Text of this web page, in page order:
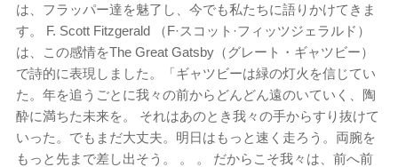
は、フラッパー達を魅了し、今でも私たちに語りかけてきま
す。 F. Scott Fitzgerald （F·スコット·フィッツジェラルド）
は、この感情をThe Great Gatsby（グレート・ギャツビー）
で詩的に表現しました。「ギャツビーは緑の灯火を信じてい
た。年を追うごとに我々の前からどんどん遠のいていく、陶
酔に満ちた未来を。 それはあのとき我々の手からすり抜けて
いった。でもまだ大丈夫。明日はもっと速く走ろう。両腕を
もっと先まで差し出そう。 。 。 だからこそ我々は、前へ前